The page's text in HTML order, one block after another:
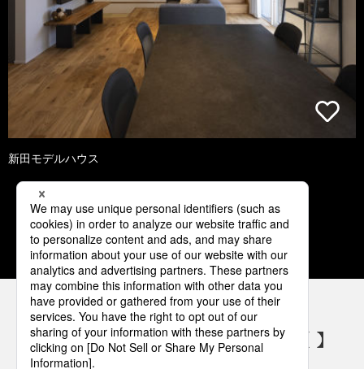
新田モデルハウス
1 2 3 4 5
パナソニックの電気設備 SNSアカウント